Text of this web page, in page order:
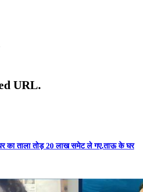
URL.
घर का ताला तोड़ 20 लाख समेट ले गए.ताऊ के घर